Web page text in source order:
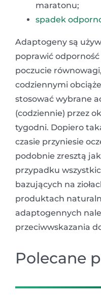
maratonu;
spadek
Adaptogeny są
poprawić
poczucie
codziennymi
stosować wybrane
(codziennie) przez
tygodni. Dopiero
czasie przyniesie
podobnie zresztą
przypadku
bazujących na
produktach
adaptogennych
przeciwwskazania
Polecane